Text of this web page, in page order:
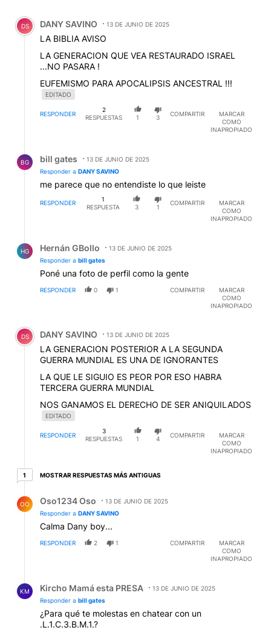
Comentario de DANY SAVINO.
DS DANY SAVINO 13 DE JUNIO DE 2025
LA BIBLIA AVISO
LA GENERACION QUE VEA RESTAURADO ISRAEL
...NO PASARA !
EUFEMISMO PARA APOCALIPSIS ANCESTRAL !!!
EDITADO
RESPONDER
2
RESPUESTAS
1 3
COMPARTIR
MARCAR
COMO
INAPROPIADO
BG bill gates
13 DE JUNIO DE 2025
Responder a DANY SAVINO
me parece que no entendiste lo que leiste
RESPONDER
1
RESPUESTA
3 1
COMPARTIR
MARCAR
COMO
INAPROPIADO
HG Hernán GBollo
13 DE JUNIO DE 2025
Responder a bill gates
Poné una foto de perfil como la gente
RESPONDER 0 1 COMPARTIR
MARCAR
COMO
INAPROPIADO
Comentario de DANY SAVINO.
DS DANY SAVINO 13 DE JUNIO DE 2025
LA GENERACION POSTERIOR A LA SEGUNDA
GUERRA MUNDIAL ES UNA DE IGNORANTES
LA QUE LE SIGUIO ES PEOR POR ESO HABRA
TERCERA GUERRA MUNDIAL
NOS GANAMOS EL DERECHO DE SER ANIQUILADOS
EDITADO
RESPONDER
3
RESPUESTAS
1 4
COMPARTIR
MARCAR
COMO
INAPROPIADO
11 respuesta más antiguas
MOSTRAR RESPUESTAS MÁS ANTIGUAS
OO Oso1234 Oso
13 DE JUNIO DE 2025
Responder a DANY SAVINO
Calma Dany boy...
RESPONDER 2 1 COMPARTIR
MARCAR
COMO
INAPROPIADO
KM Kircho Mamá esta PRESA
13 DE JUNIO DE 2025
Responder a bill gates
¿Para qué te molestas en chatear con un
.L.1.C.3.B.M.1.?